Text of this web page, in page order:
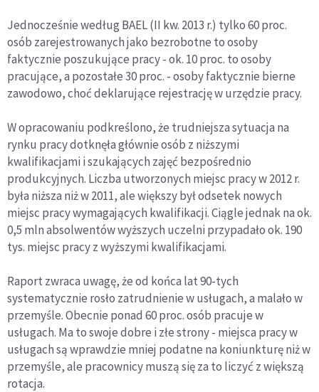
Jednocześnie według BAEL (II kw. 2013 r.) tylko 60 proc.
osób zarejestrowanych jako bezrobotne to osoby
faktycznie poszukujące pracy - ok. 10 proc. to osoby
pracujące, a pozostałe 30 proc. - osoby faktycznie bierne
zawodowo, choć deklarujące rejestrację w urzędzie pracy.
W opracowaniu podkreślono, że trudniejsza sytuacja na
rynku pracy dotknęła głównie osób z niższymi
kwalifikacjami i szukających zajęć bezpośrednio
produkcyjnych. Liczba utworzonych miejsc pracy w 2012 r.
była niższa niż w 2011, ale większy był odsetek nowych
miejsc pracy wymagających kwalifikacji. Ciągle jednak na ok.
0,5 mln absolwentów wyższych uczelni przypadało ok. 190
tys. miejsc pracy z wyższymi kwalifikacjami.
Raport zwraca uwagę, że od końca lat 90-tych
systematycznie rosło zatrudnienie w usługach, a malało w
przemyśle. Obecnie ponad 60 proc. osób pracuje w
usługach. Ma to swoje dobre i złe strony - miejsca pracy w
usługach są wprawdzie mniej podatne na koniunkturę niż w
przemyśle, ale pracownicy muszą się za to liczyć z większą
rotacja.